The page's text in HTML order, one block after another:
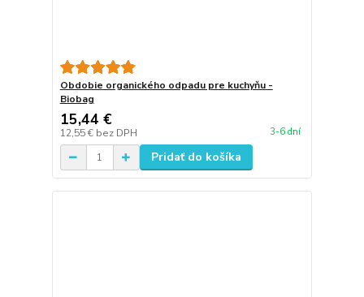
Obdobie organického odpadu pre kuchyňu -
Biobag
15,44 €
12,55 € bez DPH 3-6 dní
Pridať do košíka